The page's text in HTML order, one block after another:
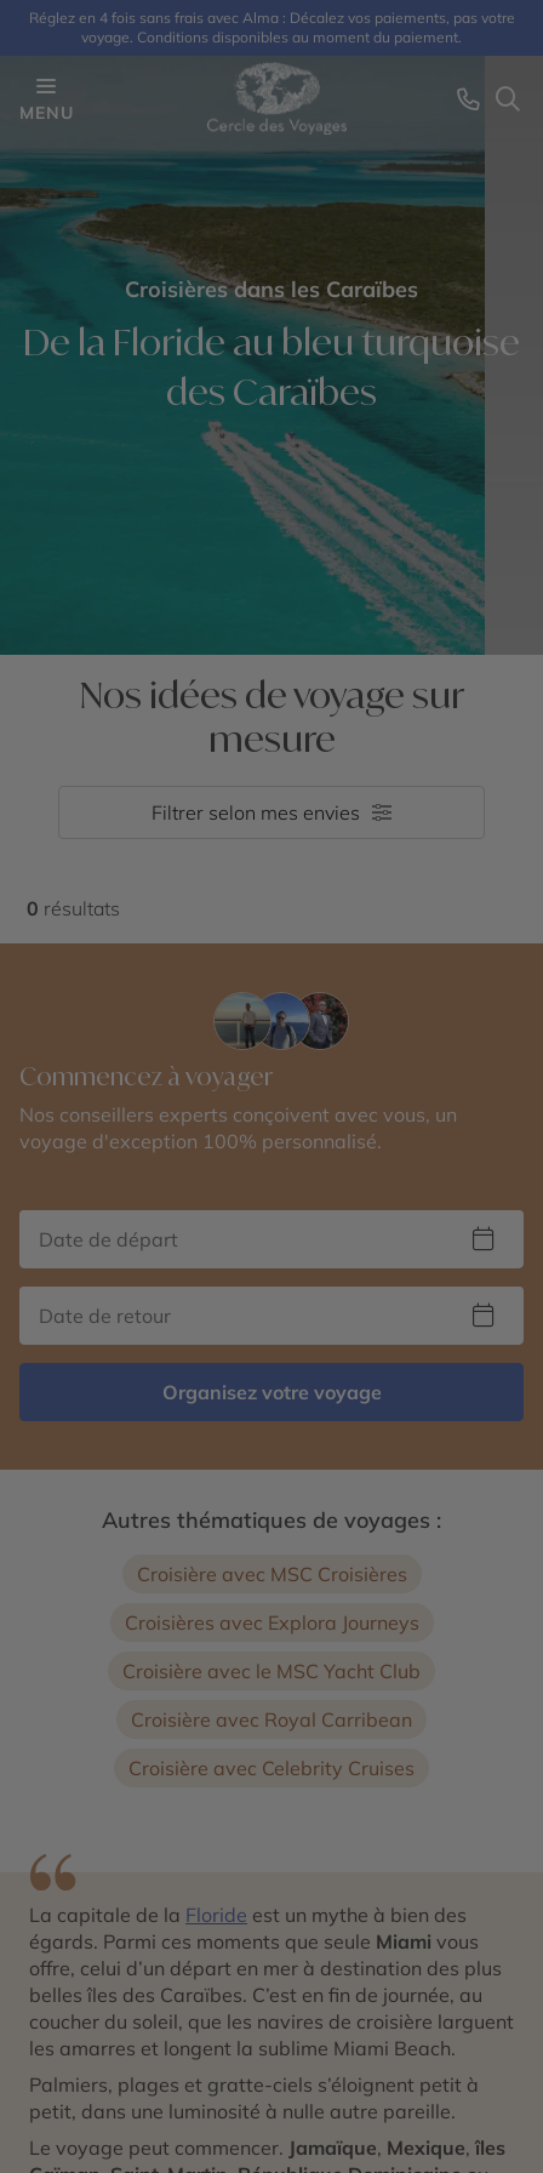
Réglez en 4 fois sans frais avec Alma : Décalez vos paiements, pas votre
voyage. Conditions disponibles au moment du paiement.
MENU
Croisières dans les Caraïbes
De la Floride au bleu turquoise
des Caraïbes
Nos idées de voyage sur
mesure
Filtrer selon mes envies
0 résultats
Commencez à voyager
Nos conseillers experts conçoivent avec vous, un
voyage d'exception 100% personnalisé.
Organisez votre voyage
Autres thématiques de voyages :
Croisière avec MSC Croisières
Croisières avec Explora Journeys
Croisière avec le MSC Yacht Club
Croisière avec Royal Carribean
Croisière avec Celebrity Cruises
La capitale de la Floride est un mythe à bien des
égards. Parmi ces moments que seule Miami vous
offre, celui d’un départ en mer à destination des plus
belles îles des Caraïbes. C’est en fin de journée, au
coucher du soleil, que les navires de croisière larguent
les amarres et longent la sublime Miami Beach.
Palmiers, plages et gratte-ciels s’éloignent petit à
petit, dans une luminosité à nulle autre pareille.
Le voyage peut commencer. Jamaïque, Mexique, îles